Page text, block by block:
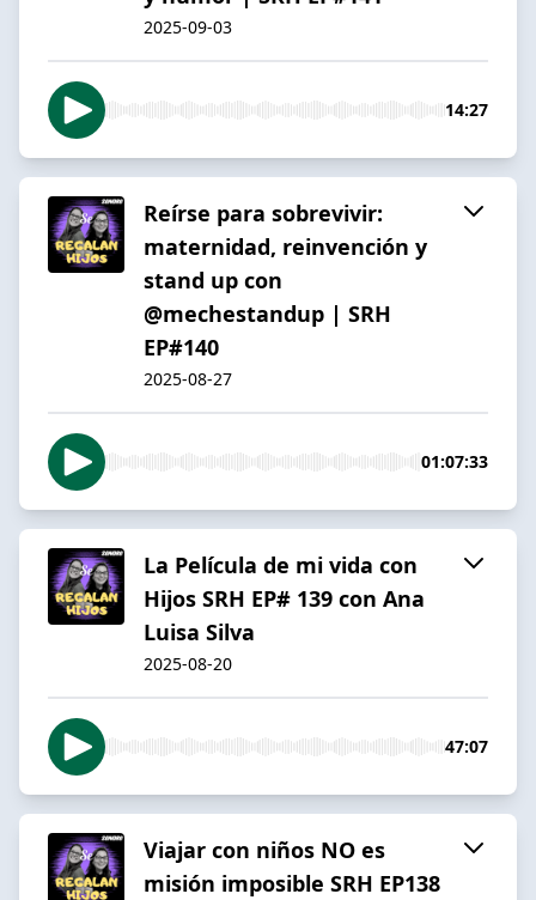
2025-09-03
14:27
Reírse para sobrevivir:
maternidad, reinvención y
stand up con
@mechestandup | SRH
EP#140
2025-08-27
01:07:33
La Película de mi vida con
Hijos SRH EP# 139 con Ana
Luisa Silva
2025-08-20
47:07
Viajar con niños NO es
misión imposible SRH EP138